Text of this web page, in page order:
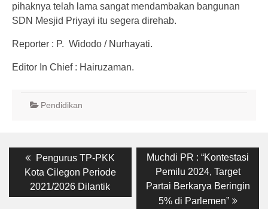
pihaknya telah lama sangat mendambakan bangunan
SDN Mesjid Priyayi itu segera direhab.
Reporter : P. Widodo / Nurhayati.
Editor In Chief : Hairuzaman.
Pendidikan
Post
navigation
Previous
post:
Pengurus TP-PKK
Kota Cilegon Periode
2021/2026 Dilantik
Next
post:
Muchdi PR : “Kontestasi
Pemilu 2024, Target
Partai Berkarya Beringin
5% di Parlemen”